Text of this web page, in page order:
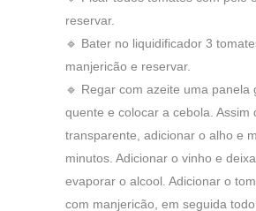
reservar.
🔹 Bater no liquidificador 3
manjericão e reservar.
🔹 Regar com azeite uma panela
quente e colocar a cebola. Assim
transparente, adicionar o alho e
minutos. Adicionar o vinho e
evaporar o alcool. Adicionar o
com manjericão, em seguida